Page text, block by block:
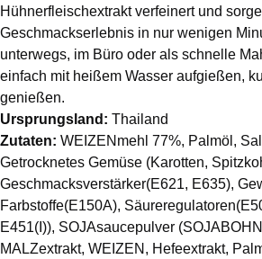
Hühnerfleischextrakt verfeinert und
Geschmackserlebnis in nur wenigen
unterwegs, im Büro oder als schnelle
einfach mit heißem Wasser aufgießen,
genießen.
Ursprungsland: Thailand
Zutaten: WEIZENmehl 77%, Palmöl,
Getrocknetes Gemüse (Karotten,
Geschmacksverstärker(E621, E635),
Farbstoffe(E150A),
E451(I)), SOJAsaucepulver
MALZextrakt, WEIZEN, Hefeextrakt,